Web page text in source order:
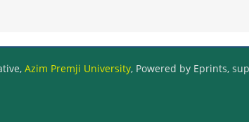
Azim Premji University, Powered by Eprints,